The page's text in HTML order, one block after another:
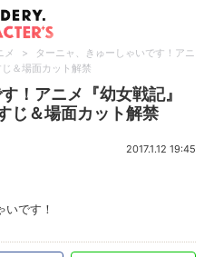
メ >
ターニャ、きゅーしゃいです！アニ
＆場面カット解禁
！アニメ『幼女戦記』
じ＆場面カット解禁
2017.1.12 19:45
です！